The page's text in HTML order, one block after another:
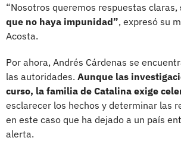
“Nosotros queremos respuestas claras,
que no haya impunidad”, expresó su
Acosta.
Por ahora, Andrés Cárdenas se
las autoridades. Aunque las
curso, la familia de Catalina exige
esclarecer los hechos y determinar las
en este caso que ha dejado a un país
alerta.